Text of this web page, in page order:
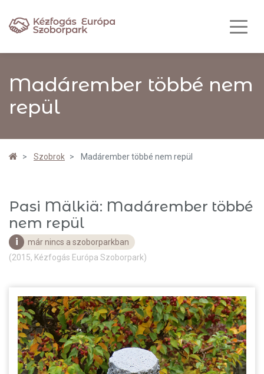
Madárember többé nem
repül
Szobrok Madárember többé nem repül
Pasi Mälkiä: Madárember többé
nem repül
i
már nincs a szoborparkban
(2015, Kézfogás Európa Szoborpark)